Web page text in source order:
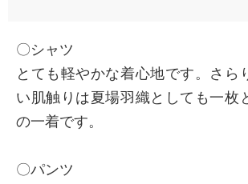
〇シャツ
とても軽やかな着心地です。さら
い肌触りは夏場羽織としても一枚
の一着です。
〇パンツ